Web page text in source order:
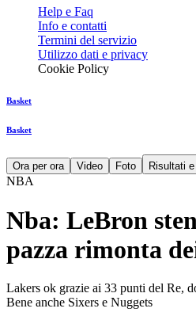
Help e Faq
Info e contatti
Termini del servizio
Utilizzo dati e privacy
Cookie Policy
Basket
Basket
Ora per ora Video Foto Risultati
NBA
Nba: LeBron
pazza rimonta
Lakers ok grazie ai 33 punti del Re,
Bene anche Sixers e Nuggets